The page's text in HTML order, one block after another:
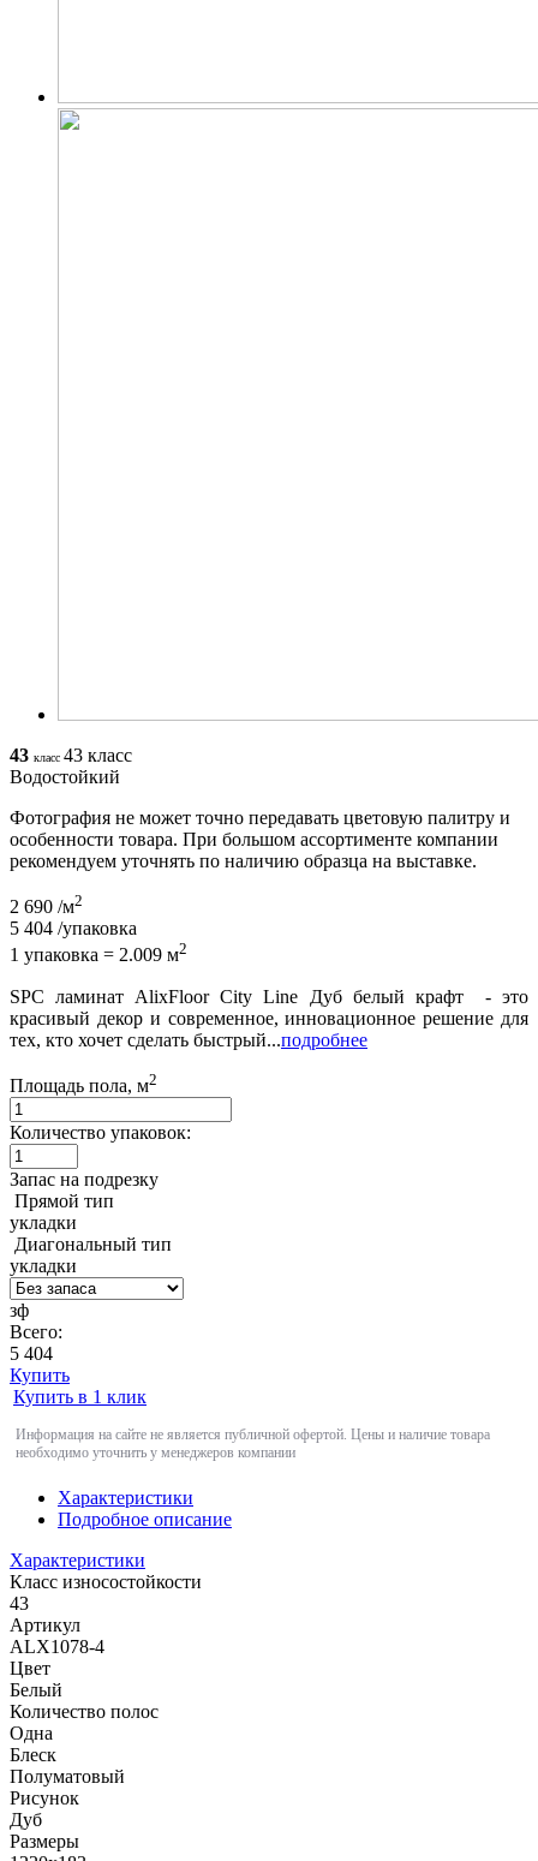
43 класс 43 класс
Водостойкий
Фотография не может точно передавать цветовую палитру и
особенности товара. При большом ассортименте компании
рекомендуем уточнять по наличию образца на выставке.
2 690 /м2
5 404 /упаковка
1 упаковка = 2.009 м2
SPC ламинат AlixFloor City Line Дуб белый крафт - это
красивый декор и современное, инновационное решение для
тех, кто хочет сделать быстрый...подробнее
Площадь пола, м2
Количество упаковок:
Запас на подрезку
Прямой тип
укладки
Диагональный тип
укладки
зф
Всего:
5 404
Купить
Купить в 1 клик
Информация на сайте не является публичной офертой. Цены и наличие товара
необходимо уточнить у менеджеров компании
Характеристики
Подробное описание
Характеристики
Класс износостойкости
43
Артикул
ALX1078-4
Цвет
Белый
Количество полос
Одна
Блеск
Полуматовый
Рисунок
Дуб
Размеры